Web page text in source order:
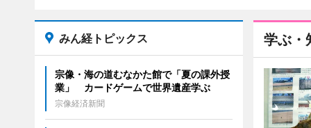
学ぶ・
みん経トピックス
宗像・海の道むなかた館で「夏の課外授
業」 カードゲームで世界遺産学ぶ
宗像経済新聞